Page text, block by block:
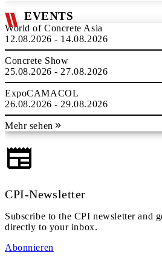
EVENTS
World of Concrete Asia
12.08.2026 - 14.08.2026
Concrete Show
25.08.2026 - 27.08.2026
ExpoCAMACOL
26.08.2026 - 29.08.2026
Mehr sehen
CPI-Newsletter
Subscribe to the CPI newsletter and
directly to your inbox.
Abonnieren